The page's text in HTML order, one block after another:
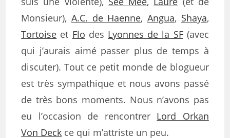
Monsieur), A.C. de Haenne,Angua, Shaya,
Tortoise et Flo des Lyonnes de la SF(avec
qui j’aurais aimé passer plus de temps à
discuter). Tout ce petit monde de blogueur
est très sympathique et nous avons passé
de très bons moments. Nous n’avons pas
eu l’occasion de rencontrer Lord Orkan
Von Deck ce qui m’attriste un peu.